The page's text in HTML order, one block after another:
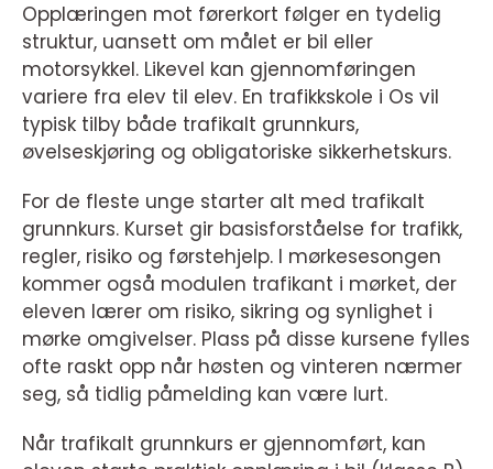
Opplæringen mot førerkort følger en tydelig
struktur, uansett om målet er bil eller
motorsykkel. Likevel kan gjennomføringen
variere fra elev til elev. En trafikkskole i Os vil
typisk tilby både trafikalt grunnkurs,
øvelseskjøring og obligatoriske sikkerhetskurs.
For de fleste unge starter alt med trafikalt
grunnkurs. Kurset gir basisforståelse for trafikk,
regler, risiko og førstehjelp. I mørkesesongen
kommer også modulen trafikant i mørket, der
eleven lærer om risiko, sikring og synlighet i
mørke omgivelser. Plass på disse kursene fylles
ofte raskt opp når høsten og vinteren nærmer
seg, så tidlig påmelding kan være lurt.
Når trafikalt grunnkurs er gjennomført, kan